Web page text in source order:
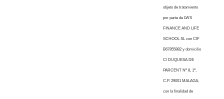
objeto de tratamiento
por parte de LWS
FINANCE AND LIFE
SCHOOL SL con CIF
B67855882 y domicilio
C/ DUQUESA DE
PARCENT Nº 8, 1º,
C.P. 29001 MALAGA,
con la finalidad de